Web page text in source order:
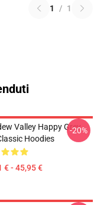
1 / 1
Valley Happy Grey
Hoodies
€ - 45,95 €
-20%